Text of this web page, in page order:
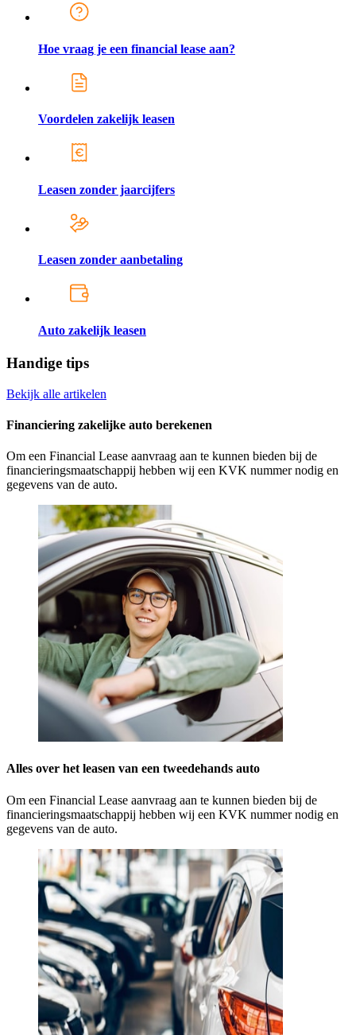
Hoe vraag je een financial lease aan?
Voordelen zakelijk leasen
Leasen zonder jaarcijfers
Leasen zonder aanbetaling
Auto zakelijk leasen
Handige tips
Bekijk alle artikelen
Financiering zakelijke auto berekenen
Om een Financial Lease aanvraag aan te kunnen bieden bij de
financieringsmaatschappij hebben wij een KVK nummer nodig en
gegevens van de auto.
Alles over het leasen van een tweedehands auto
Om een Financial Lease aanvraag aan te kunnen bieden bij de
financieringsmaatschappij hebben wij een KVK nummer nodig en
gegevens van de auto.